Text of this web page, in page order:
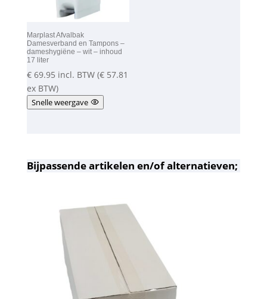
Marplast Afvalbak
Damesverband en Tampons –
dameshygiëne – wit – inhoud
17 liter
€69.95 incl. BTW (€57.81
ex BTW)
Snelle weergave
Bijpassende artikelen en/of alternatieven;